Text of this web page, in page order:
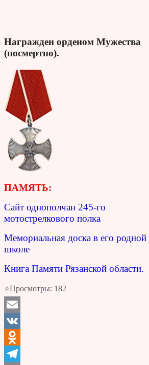
Награжден орденом Мужества
(посмертно).
ПАМЯТЬ:
Сайт однополчан 245-го
мотострелкового полка
Мемориальная доска в его родной
школе
Книга Памяти Рязанской области.
⭐Просмотры: 182
Email
VK
Odnoklassniki